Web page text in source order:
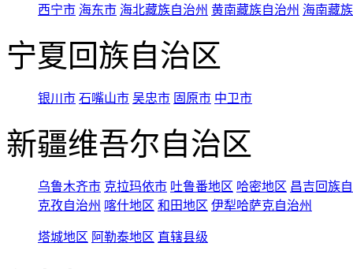
西宁市 海东市 海北藏族自治州 黄南藏族自治州 海南藏
宁夏回族自治区
银川市 石嘴山市 吴忠市 固原市 中卫市
新疆维吾尔自治区
乌鲁木齐市 克拉玛依市 吐鲁番地区 哈密地区 昌吉回族
克孜自治州 喀什地区 和田地区 伊犁哈萨克自治州
塔城地区 阿勒泰地区 直辖县级